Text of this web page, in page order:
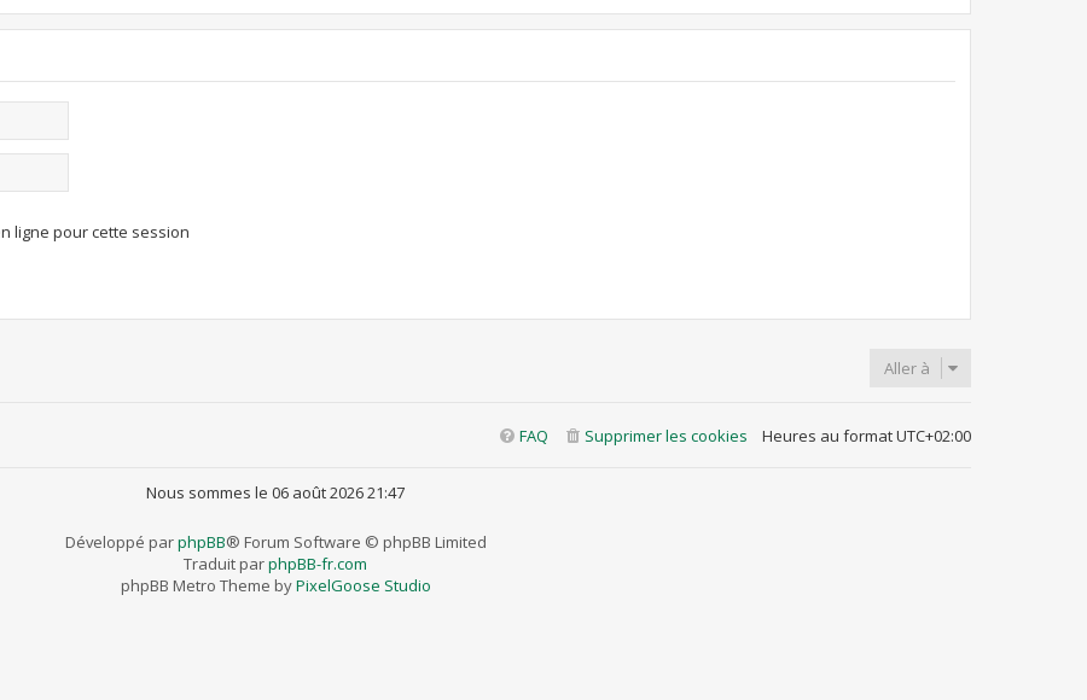
ligne pour cette session
Aller à
Heures au formatUTC+02:00
Supprimer les cookies
FAQ
Nous sommes le 06 août 2026 21:47
Développé parphpBB® Forum Software © phpBB Limited
Traduit parphpBB-fr.com
phpBB Metro Theme byPixelGoose Studio